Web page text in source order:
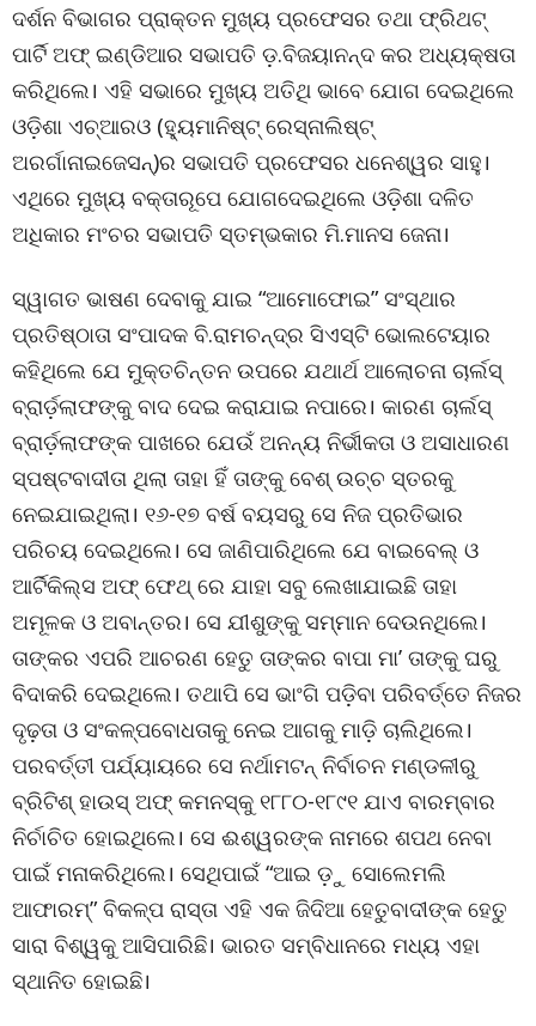
ଦର୍ଶନ ବିଭାଗର ପ୍ରାକ୍ତନ ମୁଖ୍ୟ ପ୍ରଫେସର ତଥା ଫ୍ରିଥଟ୍
ପାର୍ଟି ଅଫ୍ ଇଣ୍ଡିଆର ସଭାପତି ଡ଼.ବିଜୟାନନ୍ଦ କର ଅଧ୍ୟକ୍ଷତା
କରିଥିଲେ। ଏହି ସଭାରେ ମୁଖ୍ୟ ଅତିଥି ଭାବେ ଯୋଗ ଦେଇଥିଲେ
ଓଡ଼ିଶା ଏଚ୍ଆରଓ (ହ୍ୟୁମାନିଷ୍ଟ୍ ରେସ୍ନାଲିଷ୍ଟ୍
ଅରର୍ଗାନାଇଜେସନ୍)ର ସଭାପତି ପ୍ରଫେସର ଧନେଶ୍ୱର ସାହୁ।
ଏଥିରେ ମୁଖ୍ୟ ବକ୍ତାରୂପେ ଯୋଗଦେଇଥିଲେ ଓଡ଼ିଶା ଦଳିତ
ଅଧିକାର ମଂଚର ସଭାପତି ସ୍ତମ୍ଭକାର ମି.ମାନସ ଜେନା।
ସ୍ୱାଗତ ଭାଷଣ ଦେବାକୁ ଯାଇ “ଆମୋଫୋଇ” ସଂସ୍ଥାର
ପ୍ରତିଷ୍ଠାତା ସଂପାଦକ ବି.ରାମଚନ୍ଦ୍ର ସିଏସ୍ଟି ଭୋଲଟେୟାର
କହିଥିଲେ ଯେ ମୁକ୍ତଚିନ୍ତନ ଉପରେ ଯଥାର୍ଥ ଆଲୋଚନା ଚାର୍ଲସ୍
ବ୍ରାର୍ଡ଼ଲାଫଙ୍କୁ ବାଦ ଦେଇ କରାଯାଇ ନପାରେ। କାରଣ ଚାର୍ଲସ୍
ବ୍ରାର୍ଡ଼ଲାଫଙ୍କ ପାଖରେ ଯେଉଁ ଅନନ୍ୟ ନିର୍ଭୀକତା ଓ ଅସାଧାରଣ
ସ୍ପଷ୍ଟବାଦୀତା ଥିଲା ତାହା ହିଁ ତାଙ୍କୁ ବେଶ୍ ଉଚ୍ଚ ସ୍ତରକୁ
ନେଇଯାଇଥିଲା। ୧୬-୧୭ ବର୍ଷ ବୟସରୁ ସେ ନିଜ ପ୍ରତିଭାର
ପରିଚୟ ଦେଇଥିଲେ। ସେ ଜାଣିପାରିଥିଲେ ଯେ ବାଇବେଲ୍ ଓ
ଆର୍ଟିକିଲ୍ସ ଅଫ୍ ଫେଥ୍ ରେ ଯାହା ସବୁ ଲେଖାଯାଇଛି ତାହା
ଅମୂଳକ ଓ ଅବାନ୍ତର। ସେ ଯୀଶୁଙ୍କୁ ସମ୍ମାନ ଦେଉନଥିଲେ।
ତାଙ୍କର ଏପରି ଆଚରଣ ହେତୁ ତାଙ୍କର ବାପା ମା’ ତାଙ୍କୁ ଘରୁ
ବିଦାକରି ଦେଇଥିଲେ। ତଥାପି ସେ ଭାଂଗି ପଡ଼ିବା ପରିବର୍ତ୍ତେ ନିଜର
ଦୃଢ଼ତା ଓ ସଂକଳ୍ପବୋଧତାକୁ ନେଇ ଆଗକୁ ମାଡ଼ି ଚାଲିଥିଲେ।
ପରବର୍ତ୍ତୀ ପର୍ଯ୍ୟାୟରେ ସେ ନର୍ଥାମଟନ୍ ନିର୍ବାଚନ ମଣ୍ଡଳୀରୁ
ବ୍ରିଟିଶ୍ ହାଉସ୍ ଅଫ୍ କମନସ୍କୁ ୧୮୮୦-୧୮୯୧ ଯାଏ ବାରମ୍ବାର
ନିର୍ଚାଚିତ ହୋଇଥିଲେ। ସେ ଈଶ୍ୱରଙ୍କ ନାମରେ ଶପଥ ନେବା
ପାଇଁ ମନାକରିଥିଲେ। ସେଥିପାଇଁ “ଆଇ ଡ଼ୁ ସୋଲେମଲି
ଆଫାରମ୍” ବିକଳ୍ପ ରାସ୍ତା ଏହି ଏକ ଜିଦିଆ ହେତୁବାଦୀଙ୍କ ହେତୁ
ସାରା ବିଶ୍ୱକୁ ଆସିପାରିଛି। ଭାରତ ସମ୍ବିଧାନରେ ମଧ୍ୟ ଏହା
ସ୍ଥାନିତ ହୋଇଛି।